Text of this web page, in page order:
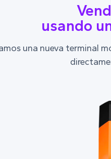
usando
una nueva terminal